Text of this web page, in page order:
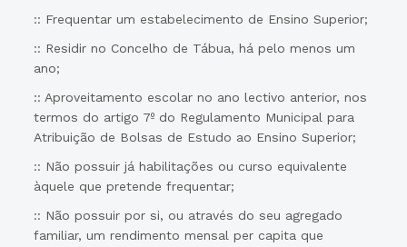
:: Frequentar um estabelecimento de Ensino Superior;
:: Residir no Concelho de Tábua, há pelo menos um
ano;
:: Aproveitamento escolar no ano lectivo anterior, nos
termos do artigo 7º do Regulamento Municipal para
Atribuição de Bolsas de Estudo ao Ensino Superior;
:: Não possuir já habilitações ou curso equivalente
àquele que pretende frequentar;
:: Não possuir por si, ou através do seu agregado
familiar, um rendimento mensal per capita que